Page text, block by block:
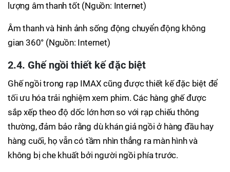
Âm thanh và hình ảnh sống động chuyển động không
gian 360° (Nguồn: Internet)
2.4. Ghế ngồi thiết kế đặc biệt
Ghế ngồi trong rạp IMAX cũng được thiết kế đặc biệt để
tối ưu hóa trải nghiệm xem phim. Các hàng ghế được
sắp xếp theo độ dốc lớn hơn so với rạp chiếu thông
thường, đảm bảo rằng dù khán giả ngồi ở hàng đầu hay
hàng cuối, họ vẫn có tầm nhìn thẳng ra màn hình và
không bị che khuất bởi người ngồi phía trước.